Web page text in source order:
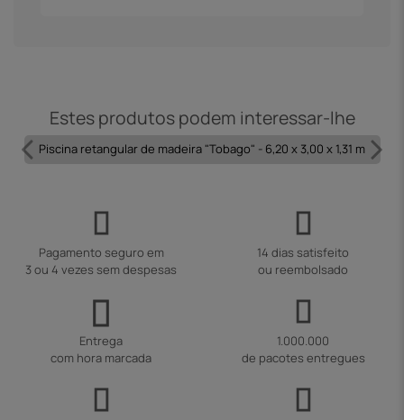
Estes produtos podem interessar-lhe
Piscina retangular de madeira "Tobago" - 6,20 x 3,00 x 1,31 m
Pagamento seguro em
3 ou 4 vezes sem despesas
14 dias satisfeito
ou reembolsado
Entrega
com hora marcada
1.000.000
de pacotes entregues